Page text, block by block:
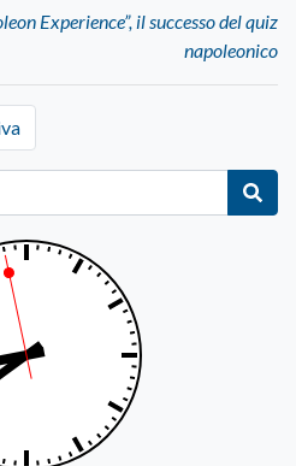
Experience”, il successo del quiz
napoleonico